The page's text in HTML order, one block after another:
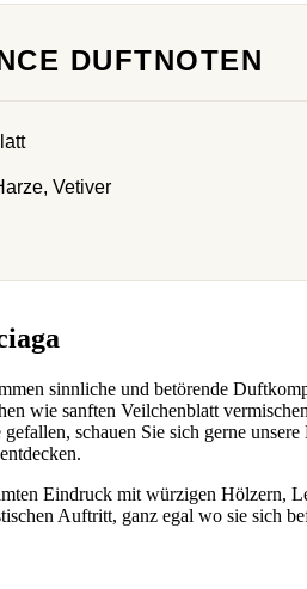
DUFTNOTEN
Vetiver
sinnliche und betörende
wie sanften Veilchenblatt
schauen Sie sich gerne
entdecken.
Eindruck mit würzigen Hölzern,
Auftritt, ganz egal wo sie sich